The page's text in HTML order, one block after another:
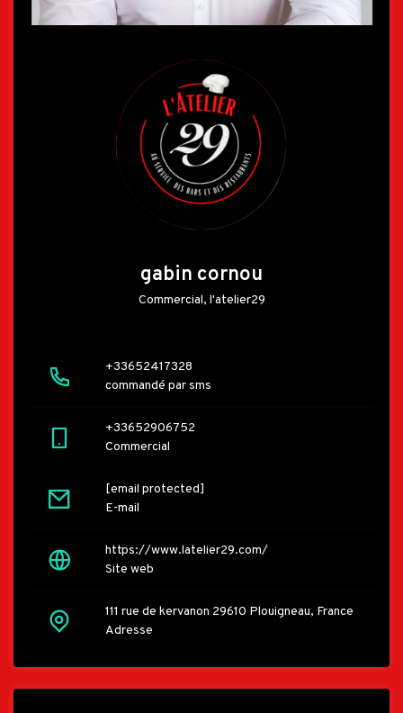
gabin cornou
Commercial, l'atelier29
+33652417328
commandé par sms
+33652906752
Commercial
[email protected]
E-mail
https://www.latelier29.com/
Site web
111 rue de kervanon 29610 Plouigneau, France
Adresse